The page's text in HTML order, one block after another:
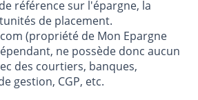
de France, en ligne depuis 2001.
référence sur l'épargne, la
de placement.
(propriété de Mon Epargne
ne possède donc aucun